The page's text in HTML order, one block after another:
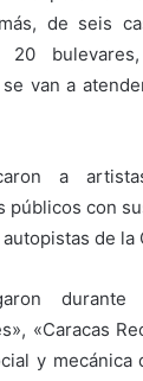
de seis
20
van a
a
públicos con
de la
«Caracas
y mecánica